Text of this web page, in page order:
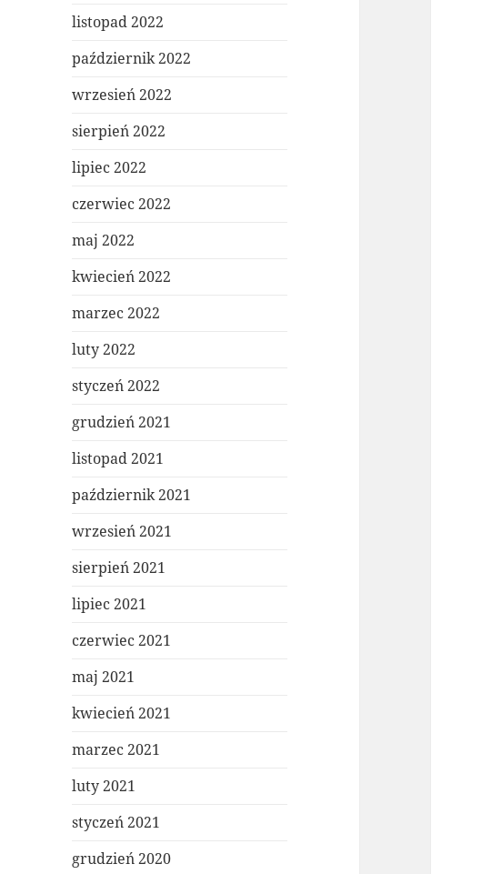
listopad 2022
październik 2022
wrzesień 2022
sierpień 2022
lipiec 2022
czerwiec 2022
maj 2022
kwiecień 2022
marzec 2022
luty 2022
styczeń 2022
grudzień 2021
listopad 2021
październik 2021
wrzesień 2021
sierpień 2021
lipiec 2021
czerwiec 2021
maj 2021
kwiecień 2021
marzec 2021
luty 2021
styczeń 2021
grudzień 2020